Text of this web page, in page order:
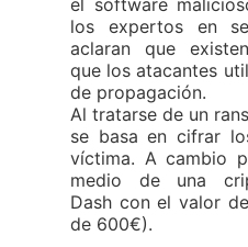
el software
los expertos en
aclaran que
que los atacantes
de propagación.
Al tratarse de un
se basa en cifrar
víctima. A cambio
medio de una
Dash con el valor
de 600€).